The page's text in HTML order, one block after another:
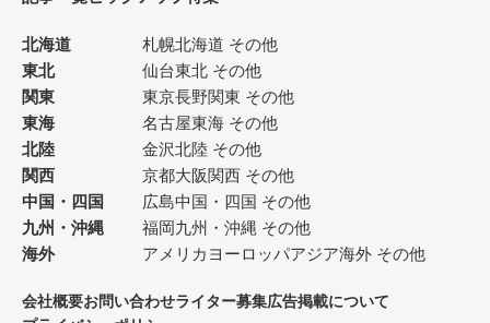
北海道 札幌北海道 その他
東北
仙台東北 その他
関東
東京長野関東 その他
東海
名古屋東海 その他
北陸
金沢北陸 その他
関西
京都大阪関西 その他
中国・四国
広島中国・四国 その他
九州・沖縄
福岡九州・沖縄 その他
海外
アメリカ ヨーロッパアジア海外 その他
会社概要お問い合わせライター募集広告掲載について